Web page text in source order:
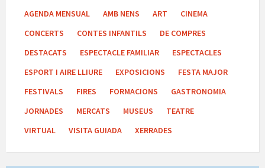
AGENDA MENSUAL
AMB NENS ART
CINEMA
CONCERTS
CONTES INFANTILS
DE COMPRES
DESTACATS
ESPECTACLE FAMILIAR
ESPECTACLES
ESPORT I AIRE LLIURE
EXPOSICIONS
FESTA MAJOR
FESTIVALS
FIRES FORMACIONS
GASTRONOMIA
JORNADES
MERCATS MUSEUS
TEATRE
VIRTUAL
VISITA GUIADA XERRADES